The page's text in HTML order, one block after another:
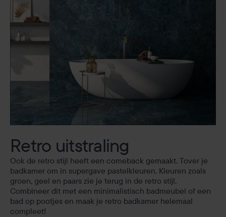
Retro uitstraling
Ook de retro stijl heeft een comeback gemaakt. Tover je
badkamer om in supergave pastelkleuren. Kleuren zoals
groen, geel en paars zie je terug in de retro stijl.
Combineer dit met een minimalistisch badmeubel of een
bad op pootjes en maak je retro badkamer helemaal
compleet!